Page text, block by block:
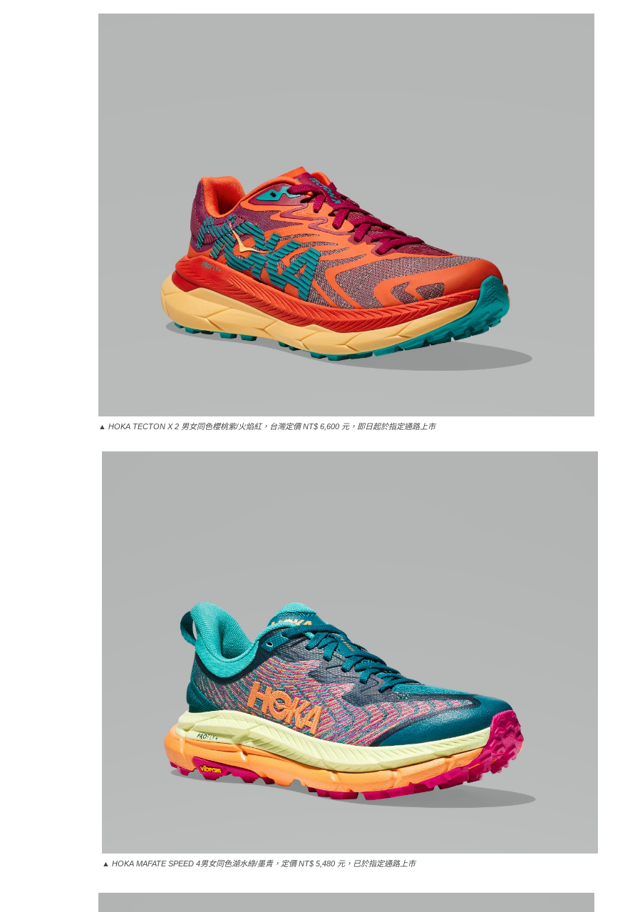
▲ HOKA TECTON X 2 男女同色櫻桃紫/火焰紅，台灣定價 NT$ 6,600 元，即日起於指定通路上市
▲ HOKA MAFATE SPEED 4男女同色湖水綠/墨青，定價 NT$ 5,480 元，已於指定通路上市